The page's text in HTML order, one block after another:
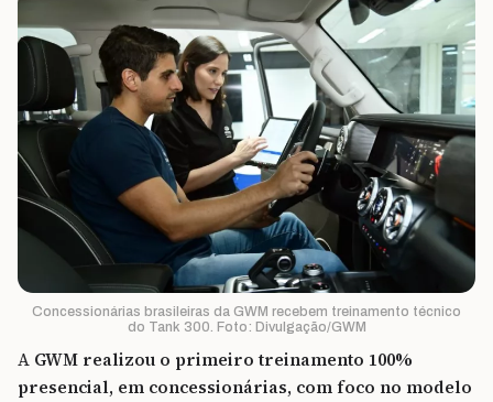
Concessionárias brasileiras da GWM recebem treinamento técnico
do Tank 300. Foto: Divulgação/GWM
A GWM realizou o primeiro treinamento 100%
presencial, em concessionárias, com foco no modelo